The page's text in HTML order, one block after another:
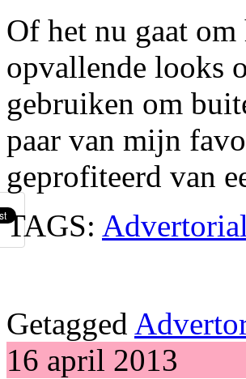
Of het nu gaat
opvallende looks
gebruiken om
paar van mijn
geprofiteerd van
TAGS: Advertorial
Getagged
16 april 2013